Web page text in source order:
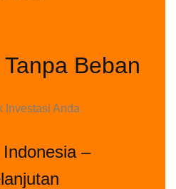
Beban
Investasi Anda
–